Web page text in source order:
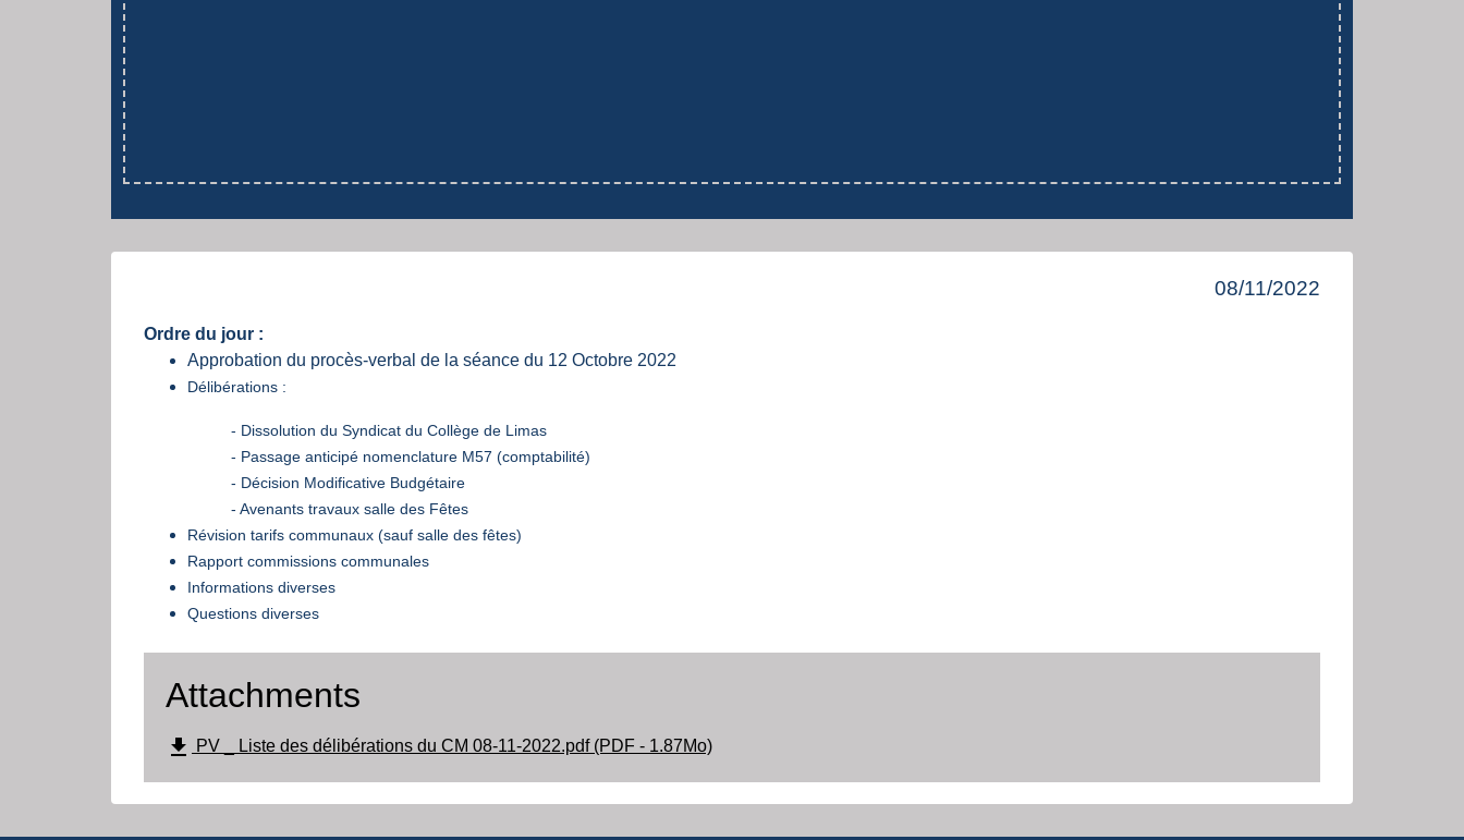
08/11/2022
Ordre du jour :
Approbation du procès-verbal de la séance du 12 Octobre 2022
Délibérations :
- Dissolution du Syndicat du Collège de Limas
- Passage anticipé nomenclature M57 (comptabilité)
- Décision Modificative Budgétaire
- Avenants travaux salle des Fêtes
Révision tarifs communaux (sauf salle des fêtes)
Rapport commissions communales
Informations diverses
Questions diverses
Attachments
file_download PV _ Liste des délibérations du CM 08-11-2022.pdf (PDF - 1.87Mo)